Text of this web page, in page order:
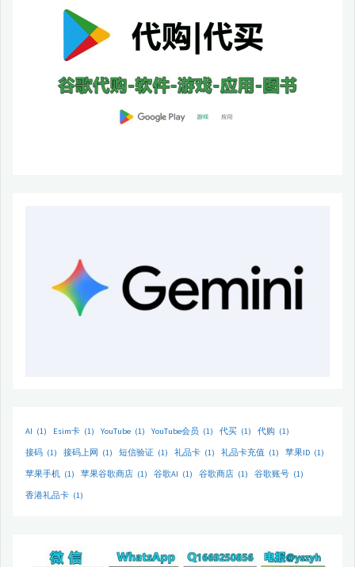
AI (1) Esim卡 (1) YouTube (1) YouTube会员 (1) 代买 (1) 代购 (1)
接码 (1) 接码上网 (1) 短信验证 (1) 礼品卡 (1) 礼品卡充值 (1) 苹果ID (1)
苹果手机 (1) 苹果谷歌商店 (1) 谷歌AI (1) 谷歌商店 (1) 谷歌账号 (1)
香港礼品卡 (1)